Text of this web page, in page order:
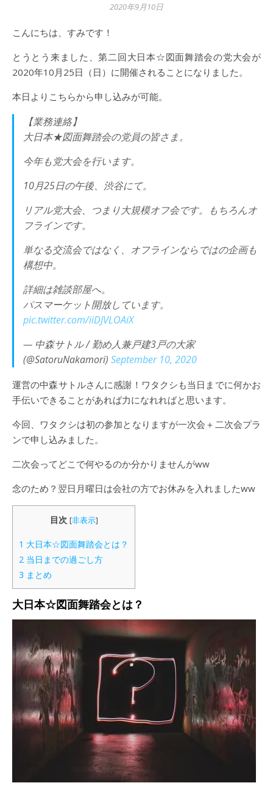
2020年9月10日
こんにちは、すみです！
とうとう来ました、第二回大日本☆図面舞踏会の党大会が
2020年10月25日（日）に開催されることになりました。
本日よりこちらから申し込みが可能。
【業務連絡】
大日本★図面舞踏会の党員の皆さま。
今年も党大会を行います。
10月25日の午後、渋谷にて。
リアル党大会、つまり大規模オフ会です。もちろんオ
フラインです。
単なる交流会ではなく、オフラインならではの企画も
構想中。
詳細は雑談部屋へ。
パスマーケット開放しています。
pic.twitter.com/iiDJVLOAiX
— 中森サトル / 勤め人兼戸建3戸の大家
(@SatoruNakamori) September 10, 2020
運営の中森サトルさんに感謝！ワタクシも当日までに何かお
手伝いできることがあれば力になれればと思います。
今回、ワタクシは初の参加となりますが一次会＋二次会プラ
ンで申し込みました。
二次会ってどこで何やるのか分かりませんがww
念のため？翌日月曜日は会社の方でお休みを入れましたww
目次 [非表示]
1 大日本☆図面舞踏会とは？
2 当日までの過ごし方
3 まとめ
大日本☆図面舞踏会とは？